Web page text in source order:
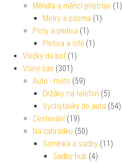
Měřidla a měřicí přístroje (1)
Metry a pásma (1)
Ploty a pletiva (1)
Pletiva a sítě (1)
Vložky do bot (1)
Volný čas (301)
Auto - moto (59)
Držáky na telefon (5)
Vychytávky do auta (54)
Cestování (19)
Na zahrádku (50)
Semínka a sadby (11)
Sadby hub (4)